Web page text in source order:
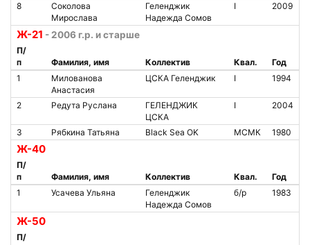
8
Соколова
Мирослава
Геленджик
Надежда Сомов
I 2009
Ж-21 - 2006 г.р. и старше
П/
п
Фамилия, имя Коллектив Квал.
Год
1
Милованова
Анастасия
ЦСКА Геленджик I 1994
2 Редута Руслана
ГЕЛЕНДЖИК
ЦСКА
I 2004
3 Рябкина Татьяна Black Sea OK МСМК 1980
Ж-40
П/
п
Фамилия, имя Коллектив Квал.
Год
1
Усачева Ульяна
Геленджик
Надежда Сомов
б/р 1983
Ж-50
П/